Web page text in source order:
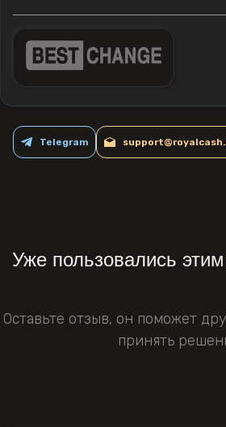
Telegram
Уже пользовались
Оставьте отзыв, он поможет
принять